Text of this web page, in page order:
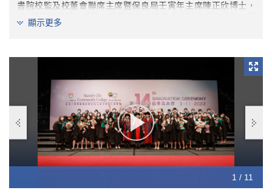
書院校監及校董會聯席主席暨保良局壬寅年主席陳正欣博士，
MH蒞臨畢業禮，恭賀一眾畢業生。校長盧兆興教授致辭時，讚
揚畢業生即使面對新型冠狀病毒疫情帶來的巨變，仍然不屈不撓
書院再次由衷恭喜各位畢業生，祝願大家前程錦繡，擁有美好的
顯示更多
1 / 11
2 / 11
3 / 11
4 / 11
5 / 11
6 / 11
7 / 11
8 / 11
9 / 11
10 / 11
11 / 11